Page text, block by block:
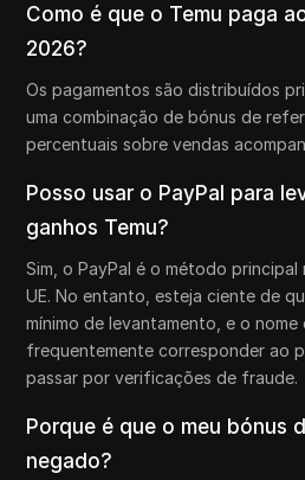
Como é que o Temu paga
2026?
Os pagamentos são distribuídos
uma combinação de bónus de
percentuais sobre vendas
Posso usar o PayPal para
ganhos Temu?
Sim, o PayPal é o método principal
UE. No entanto, esteja ciente de
mínimo de levantamento, e o
frequentemente corresponder ao
passar por verificações de fraude.
Porque é que o meu bónus
negado?